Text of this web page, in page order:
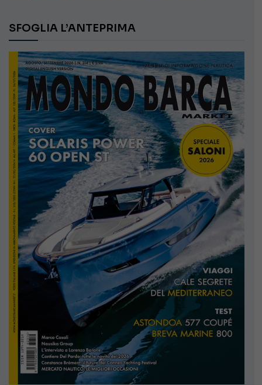
SFOGLIA L’ANTEPRIMA